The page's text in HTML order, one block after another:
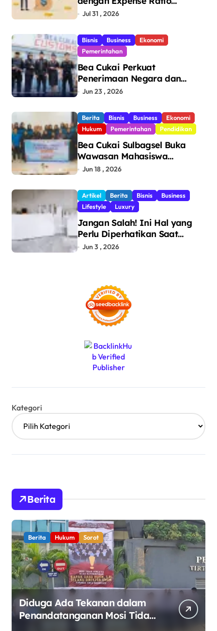
Terendah
Jul 31 , 2026
Bisnis Business
Ekonomi
Pemerintahan
Bea Cukai Perkuat
Penerimaan Negara dan
Pengawasan, Setor Rp123,8
Jun 23 , 2026
Berita Bisnis Business
Ekonomi
Hukum
Pemerintahan Pendidikan
Bea Cukai Sulbagsel Buka
Wawasan Mahasiswa
Politeknik Bosowa tentang
dan Pencegahan Barang
Ilegal
Jun 18 , 2026
Artikel Berita Bisnis
Business
Lifestyle
Luxury
Jangan Salah! Ini Hal yang
Perlu Diperhatikan Saat
Pasang Big Slab
Jun 3 , 2026
Kategori
Berita
Berita Hukum Sorot
Diduga Ada Tekanan dalam
Penandatanganan Mosi Tidak